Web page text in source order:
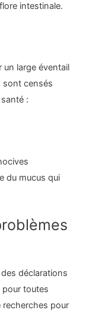
intestinale.
un large éventail
sont censés
:
du mucus qui
déclarations
toutes
recherches pour